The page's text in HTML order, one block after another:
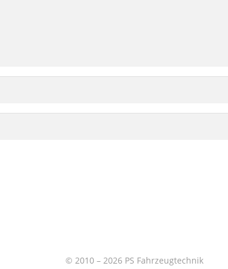
© 2010 – 2026 PS Fahrzeugtechnik